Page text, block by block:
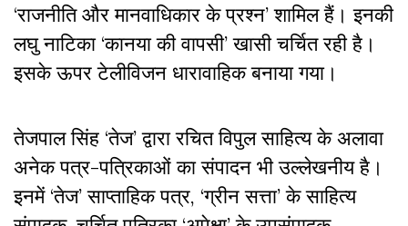
‘राजनीति और मानवाधिकार के प्रश्न’शामिल हैं।इनकी
लघु नाटिका ‘कानया की वापसी’खासी चर्चित रही है।
इसके ऊपर टेलीविजन धारावाहिक बनाया गया।
तेजपाल सिंह ‘तेज’ द्वारा रचित विपुल साहित्य के अलावा
अनेक पत्र-पत्रिकाओं का संपादन भी उल्लेखनीय है।
इनमें ‘तेज’साप्ताहिक पत्र, ‘ग्रीन सत्ता’के साहित्य